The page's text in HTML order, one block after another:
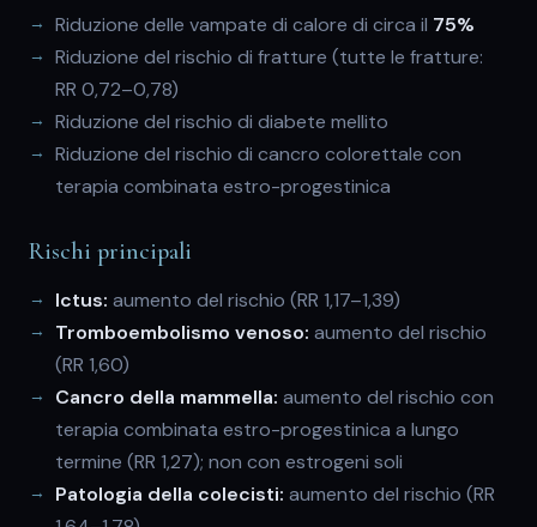
Riduzione delle vampate di calore di circa il 75%
Riduzione del rischio di fratture (tutte le fratture:
RR 0,72–0,78)
Riduzione del rischio di diabete mellito
Riduzione del rischio di cancro colorettale con
terapia combinata estro-progestinica
Rischi principali
Ictus: aumento del rischio (RR 1,17–1,39)
Tromboembolismo venoso: aumento del rischio
(RR 1,60)
Cancro della mammella: aumento del rischio con
terapia combinata estro-progestinica a lungo
termine (RR 1,27); non con estrogeni soli
Patologia della colecisti: aumento del rischio (RR